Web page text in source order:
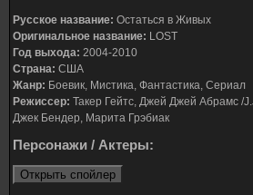
Русское название: Остаться в Живых
Оригинальное название: LOST
Год выхода: 2004-2010
Страна: США
Жанр: Боевик, Мистика, Фантастика, Сериал
Режиссер: Такер Гейтс, Джей Джей Абрамс /
Джек Бендер, Марита Грэбиак
Персонажи / Актеры: